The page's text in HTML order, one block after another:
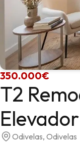
350.000€
T2
Odivelas, Odivelas